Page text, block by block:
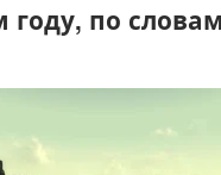
по словам